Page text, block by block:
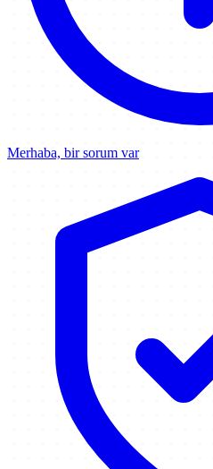
Merhaba, bir sorum var